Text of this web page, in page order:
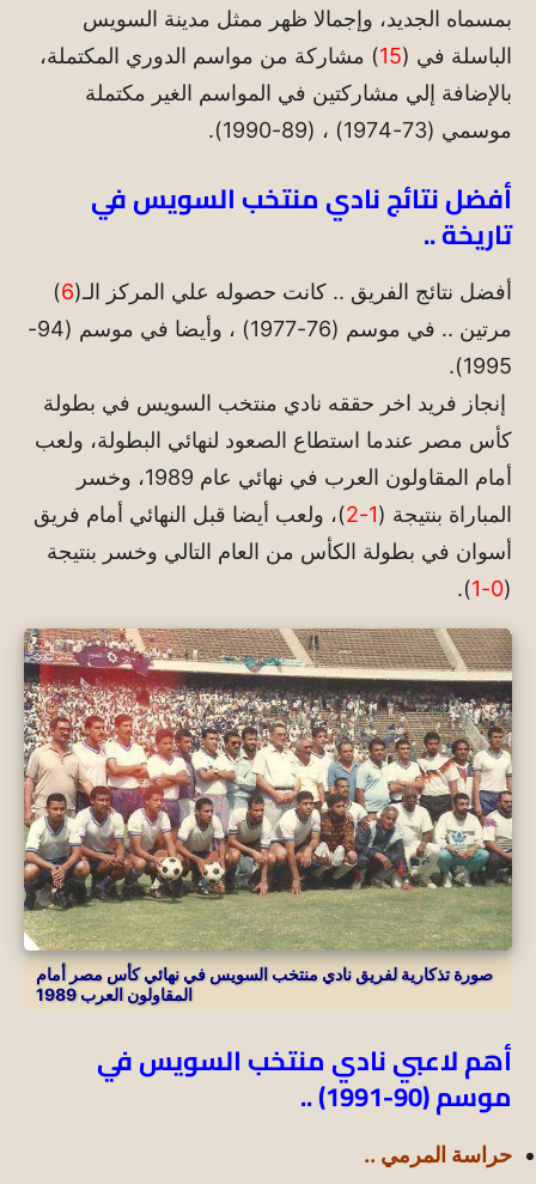
بمسماه الجديد، وإجمالا ظهر ممثل مدينة السويس
الباسلة في (15) مشاركة من مواسم الدوري المكتملة،
بالإضافة إلي مشاركتين في المواسم الغير مكتملة
موسمي (73-1974) ، (89-1990).
أفضل نتائج نادي منتخب السويس في
تاريخة ..
أفضل نتائج الفريق .. كانت حصوله علي المركز الـ(6
)
مرتين .. في موسم (76-1977) ، وأيضا في موسم (94-
1995).
إنجاز فريد اخر حققه نادي منتخب السويس في بطولة
كأس مصر عندما استطاع الصعود لنهائي البطولة، ولعب
أمام المقاولون العرب في نهائي عام 1989، وخسر
المباراة بنتيجة (1-2
)، ولعب أيضا قبل النهائي أمام فريق
أسوان في بطولة الكأس من العام التالي وخسر بنتيجة
(
0-1
).
صورة تذكارية لفريق نادي منتخب السويس في نهائي كأس مصر أمام
المقاولون العرب 1989
أهم لاعبي نادي منتخب السويس في
موسم (90-1991) ..
حراسة المرمي ..